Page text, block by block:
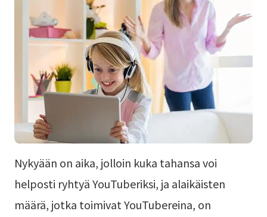
Nykyään on aika, jolloin kuka tahansa voi
helposti ryhtyä YouTuberiksi, ja alaikäisten
määrä, jotka toimivat YouTubereina, on